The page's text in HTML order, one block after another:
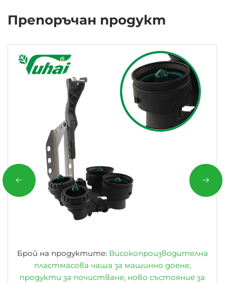
Препоръчан продукт
Брой на продуктите:Високопроизводителна
пластмасова чаша за машинно доене,
продукти за почистване, ново състояние за